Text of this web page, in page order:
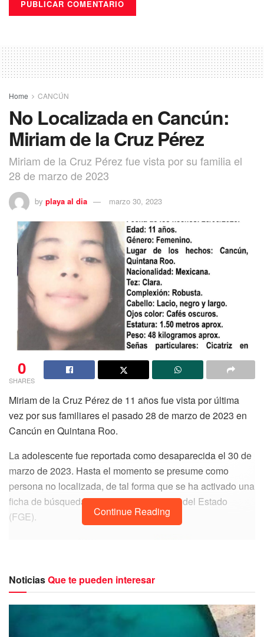
Home CANCÚN
No Localizada en Cancún:
Miriam de la Cruz Pérez
Miriam de la Cruz Pérez fue vista por su familia el
28 de marzo de 2023
by playa al dia marzo 30, 2023
0
SHARES
Miriam de la Cruz Pérez de 11 años fue vista por última
vez por sus familiares el pasado 28 de marzo de 2023 en
Cancún en Quintana Roo.
La adolescente fue reportada como desaparecida el 30 de
marzo de 2023. Hasta el momento se presume como
persona no localizada, de tal forma que se ha activado una
ficha de búsqueda en la Fiscalía General del Estado
(FGE).
Continue Reading
NoticiasQue te pueden interesar